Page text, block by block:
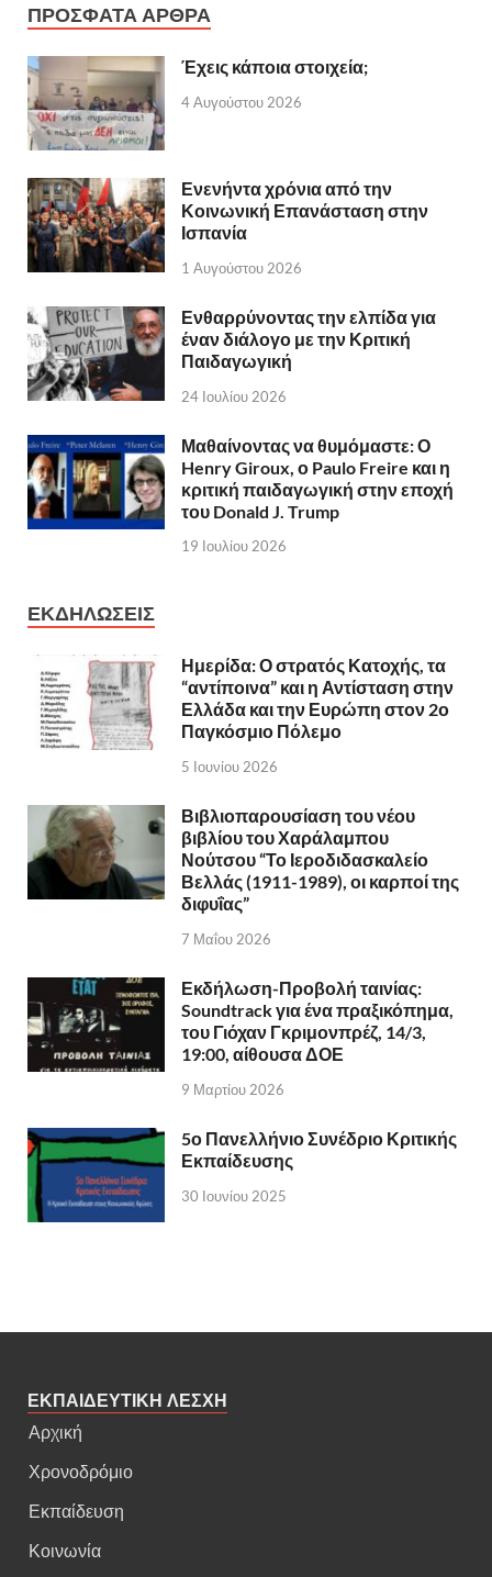
ΠΡΟΣΦΑΤΑ ΑΡΘΡΑ
Έχεις κάποια στοιχεία;
4 Αυγούστου 2026
Ενενήντα χρόνια από την
Κοινωνική Επανάσταση στην
Ισπανία
1 Αυγούστου 2026
Ενθαρρύνοντας την ελπίδα για
έναν διάλογο με την Κριτική
Παιδαγωγική
24 Ιουλίου 2026
Μαθαίνοντας να θυμόμαστε: Ο
Henry Giroux, ο Paulo Freire και η
κριτική παιδαγωγική στην εποχή
του Donald J. Trump
19 Ιουλίου 2026
ΕΚΔΗΛΩΣΕΙΣ
Ημερίδα: Ο στρατός Κατοχής, τα
“αντίποινα” και η Αντίσταση στην
Ελλάδα και την Ευρώπη στον 2ο
Παγκόσμιο Πόλεμο
5 Ιουνίου 2026
Βιβλιοπαρουσίαση του νέου
βιβλίου του Χαράλαμπου
Νούτσου “Το Ιεροδιδασκαλείο
Βελλάς (1911-1989), οι καρποί της
διφυΐας”
7 Μαΐου 2026
Εκδήλωση-Προβολή ταινίας:
Soundtrack για ένα πραξικόπημα,
του Γιόχαν Γκριμονπρέζ, 14/3,
19:00, αίθουσα ΔΟΕ
9 Μαρτίου 2026
5ο Πανελλήνιο Συνέδριο Κριτικής
Εκπαίδευσης
30 Ιουνίου 2025
ΕΚΠΑΙΔΕΥΤΙΚΗ ΛΕΣΧΗ
Αρχική
Χρονοδρόμιο
Εκπαίδευση
Κοινωνία